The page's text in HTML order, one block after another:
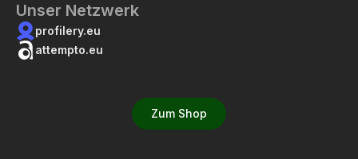
Zum Shop
Unser Netzwerk
profilery.eu
attempto.eu